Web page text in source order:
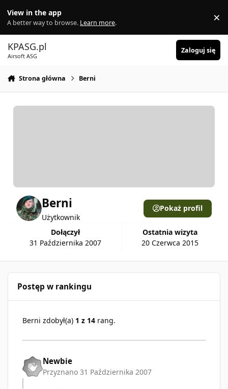
View in the app
A better way to browse. Learn more. ×
KPASG.pl
Airsoft ASG
Zaloguj się
Strona główna Berni
Berni
Użytkownik
Dołączył
31 Października 2007
Ostatnia wizyta
20 Czerwca 2015
Pokaż profil
Postęp w rankingu
Berni zdobył(a) 1 z 14 rang.
Newbie
Przyznano 31 Października 2007